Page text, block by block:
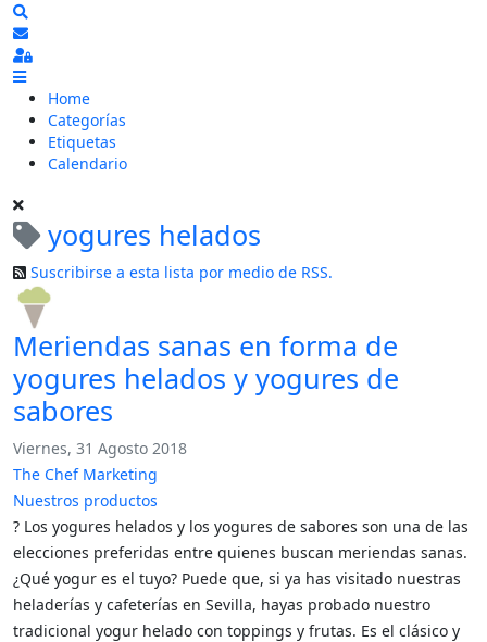
Suscribirse a las actualizaciones
Sign In
Home
Categorías
Etiquetas
Calendario
yogures helados
Suscribirse a esta lista por medio de RSS.
Meriendas sanas en forma de
yogures helados y yogures de
sabores
Viernes, 31 Agosto 2018
The Chef Marketing
Nuestros productos
? Los yogures helados y los yogures de sabores son una de las
elecciones preferidas entre quienes buscan meriendas sanas.
¿Qué yogur es el tuyo? Puede que, si ya has visitado nuestras
heladerías y cafeterías en Sevilla, hayas probado nuestro
tradicional yogur helado con toppings y frutas. Es el clásico y